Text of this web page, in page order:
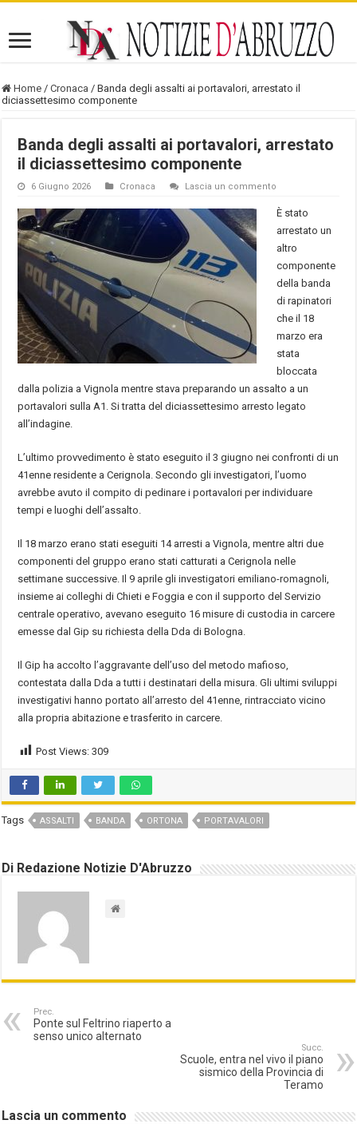
Home / Cronaca / Banda degli assalti ai portavalori, arrestato il
diciassettesimo componente
Banda degli assalti ai portavalori, arrestato
il diciassettesimo componente
6 Giugno 2026 Cronaca Lascia un commento
È stato
arrestato un
altro
componente
della banda
di rapinatori
che il 18
marzo era
stata
bloccata
dalla polizia a Vignola mentre stava preparando un assalto a un
portavalori sulla A1. Si tratta del diciassettesimo arresto legato
all’indagine.
L’ultimo provvedimento è stato eseguito il 3 giugno nei confronti di un
41enne residente a Cerignola. Secondo gli investigatori, l’uomo
avrebbe avuto il compito di pedinare i portavalori per individuare
tempi e luoghi dell’assalto.
Il 18 marzo erano stati eseguiti 14 arresti a Vignola, mentre altri due
componenti del gruppo erano stati catturati a Cerignola nelle
settimane successive. Il 9 aprile gli investigatori emiliano-romagnoli,
insieme ai colleghi di Chieti e Foggia e con il supporto del Servizio
centrale operativo, avevano eseguito 16 misure di custodia in carcere
emesse dal Gip su richiesta della Dda di Bologna.
Il Gip ha accolto l’aggravante dell’uso del metodo mafioso,
contestata dalla Dda a tutti i destinatari della misura. Gli ultimi sviluppi
investigativi hanno portato all’arresto del 41enne, rintracciato vicino
alla propria abitazione e trasferito in carcere.
Post Views: 309
Tags ASSALTI BANDA ORTONA PORTAVALORI
Di Redazione Notizie D'Abruzzo
Prec.
Ponte sul Feltrino riaperto a
senso unico alternato
Succ.
Scuole, entra nel vivo il piano
sismico della Provincia di
Teramo
Lascia un commento